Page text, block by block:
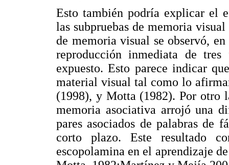
Esto también podría explicar el
las subpruebas de memoria
de memoria visual se observó,
reproducción inmediata de
expuesto. Esto parece indicar
material visual tal como lo
(1998), y Motta (1982). Por otro
memoria asociativa arrojó una
pares asociados de palabras
corto plazo. Este resultado
escopolamina en el aprendizaje